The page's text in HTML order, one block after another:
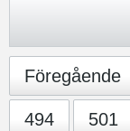
Föregående
494 501